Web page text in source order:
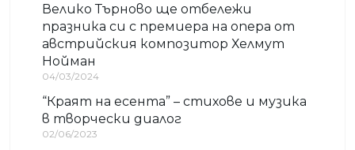
Велико Търново ще отбележи
празника си с премиера на опера от
австрийския композитор Хелмут
Нойман
04/03/2024
“Краят на есента” – стихове и музика
в творчески диалог
02/06/2023